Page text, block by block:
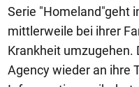
Serie "Homeland"geht
mittlerweile bei ihrer
Krankheit umzugehen.
Agency wieder an ihre